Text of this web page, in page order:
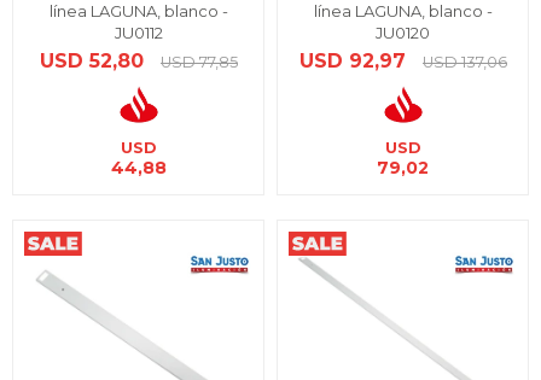
línea LAGUNA, blanco -
JU0112
USD 52,80 USD 77,85
USD
44,88
línea LAGUNA, blanco -
JU0120
USD 92,97 USD 137,06
USD
79,02